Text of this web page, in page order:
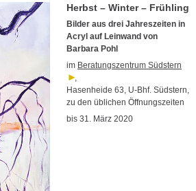
Herbst – Winter – Frühling
Bilder aus drei Jahreszeiten in
Acryl auf Leinwand von
Barbara Pohl
im Beratungszentrum Südstern
,
Hasenheide 63, U-Bhf. Südstern,
zu den üblichen Öffnungszeiten
bis 31. März 2020